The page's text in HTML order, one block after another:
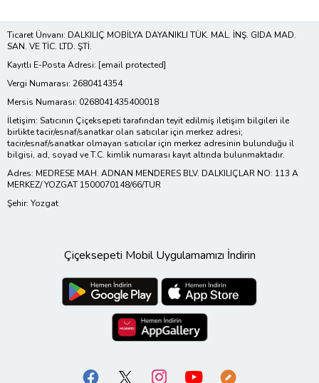
Ticaret Ünvanı: DALKILIÇ MOBİLYA DAYANIKLI TÜK. MAL. İNŞ. GIDA MAD.
SAN. VE TİC. LTD. ŞTİ.
Kayıtlı E-Posta Adresi: [email protected]
Vergi Numarası: 2680414354
Mersis Numarası: 0268041435400018
İletişim: Satıcının Çiçeksepeti tarafından teyit edilmiş iletişim bilgileri ile
birlikte tacir/esnaf/sanatkar olan satıcılar için merkez adresi;
tacir/esnaf/sanatkar olmayan satıcılar için merkez adresinin bulunduğu il
bilgisi, ad, soyad ve T.C. kimlik numarası kayıt altında bulunmaktadır.
Adres: MEDRESE MAH. ADNAN MENDERES BLV. DALKILIÇLAR NO: 113 A
MERKEZ/ YOZGAT 1500070148/66/TUR
Şehir: Yozgat
Çiçeksepeti Mobil Uygulamamızı İndirin